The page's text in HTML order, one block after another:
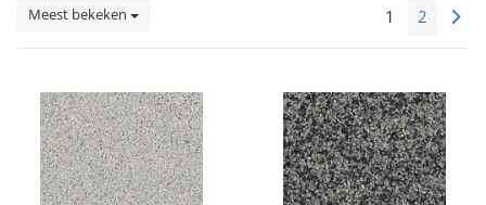
Meest bekeken 1 2